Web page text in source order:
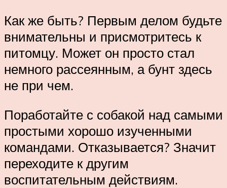
Как же быть? Первым делом будьте
внимательны и присмотритесь к
питомцу. Может он просто стал
немного рассеянным, а бунт здесь
не при чем.
Поработайте с собакой над самыми
простыми хорошо изученными
командами. Отказывается? Значит
переходите к другим
воспитательным действиям.